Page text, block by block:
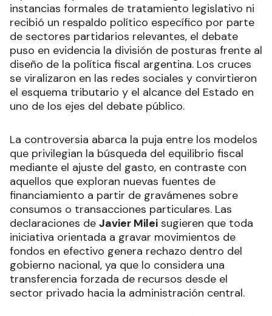
instancias formales de tratamiento legislativo ni
recibió un respaldo político específico por parte
de sectores partidarios relevantes, el debate
puso en evidencia la división de posturas frente al
diseño de la política fiscal argentina. Los cruces
se viralizaron en las redes sociales y convirtieron
el esquema tributario y el alcance del Estado en
uno de los ejes del debate público.
La controversia abarca la puja entre los modelos
que privilegian la búsqueda del equilibrio fiscal
mediante el ajuste del gasto, en contraste con
aquellos que exploran nuevas fuentes de
financiamiento a partir de gravámenes sobre
consumos o transacciones particulares. Las
declaraciones de Javier Milei sugieren que toda
iniciativa orientada a gravar movimientos de
fondos en efectivo genera rechazo dentro del
gobierno nacional, ya que lo considera una
transferencia forzada de recursos desde el
sector privado hacia la administración central.